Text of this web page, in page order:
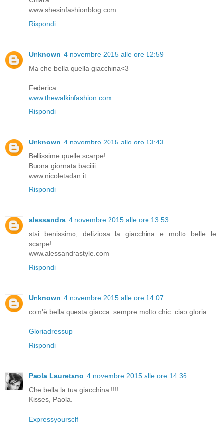
www.shesinfashionblog.com
Rispondi
Unknown 4 novembre 2015 alle ore 12:59
Ma che bella quella giacchina<3
Federica
www.thewalkinfashion.com
Rispondi
Unknown 4 novembre 2015 alle ore 13:43
Bellissime quelle scarpe!
Buona giornata baciiii
www.nicoletadan.it
Rispondi
alessandra 4 novembre 2015 alle ore 13:53
stai benissimo, deliziosa la giacchina e molto belle le
scarpe!
www.alessandrastyle.com
Rispondi
Unknown 4 novembre 2015 alle ore 14:07
com'è bella questa giacca. sempre molto chic. ciao gloria
Gloriadressup
Rispondi
Paola Lauretano 4 novembre 2015 alle ore 14:36
Che bella la tua giacchina!!!!!
Kisses, Paola.
Expressyourself